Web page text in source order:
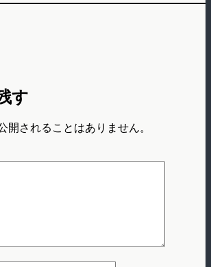
す
開されることはありません。